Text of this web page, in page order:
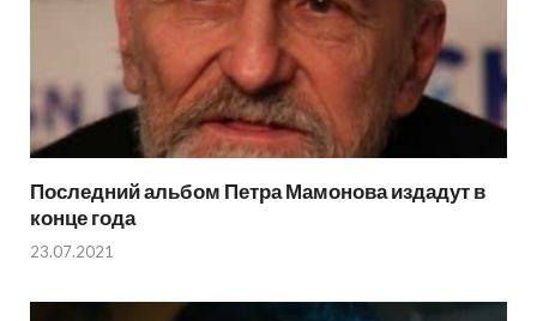
Последний альбом Петра Мамонова издадут в
конце года
23.07.2021